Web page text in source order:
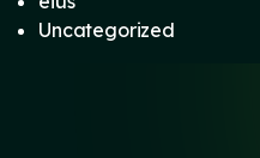
Uncategorized